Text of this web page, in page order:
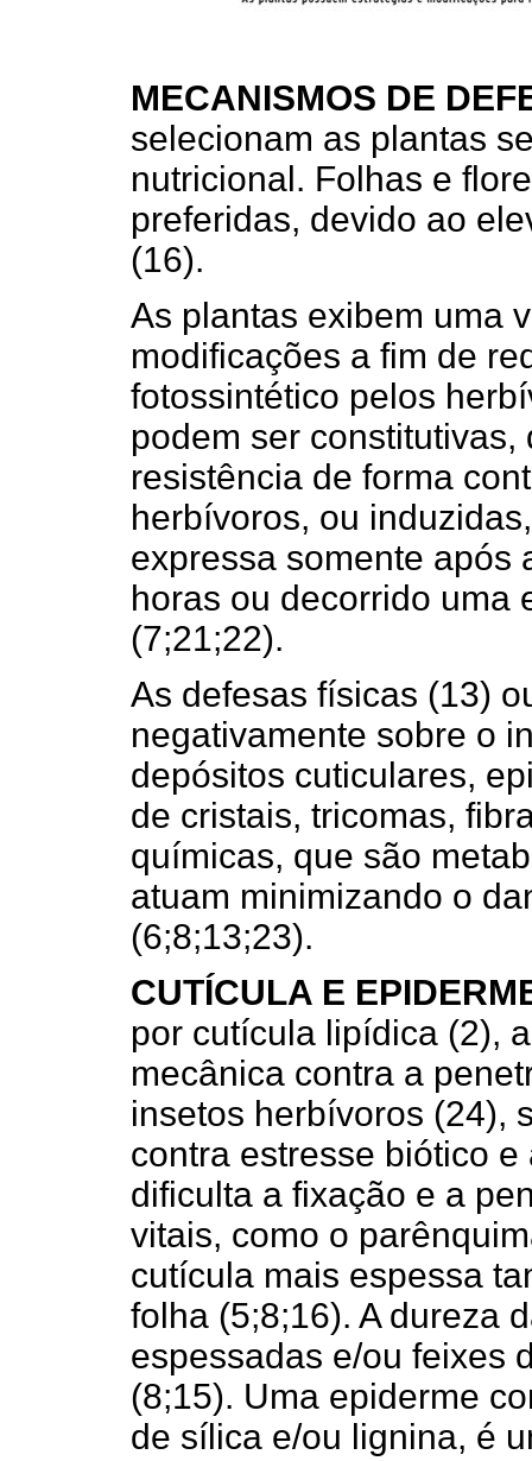
MECANISMOS DE
selecionam as plantas
nutricional. Folhas e
preferidas, devido ao
(16).
As plantas exibem uma
modificações a fim de
fotossintético pelos
podem ser
resistência de forma
herbívoros, ou
expressa somente após
horas ou decorrido uma
(7;21;22).
As defesas físicas (13)
negativamente sobre o
depósitos cuticulares,
de cristais, tricomas,
químicas, que são
atuam minimizando o
(6;8;13;23).
CUTÍCULA E
por cutícula lipídica (2),
mecânica contra a
insetos herbívoros (24),
contra estresse biótico
dificulta a fixação e a
vitais, como o
cutícula mais espessa
folha (5;8;16). A dureza
espessadas e/ou feixes
(8;15). Uma epiderme
de sílica e/ou lignina, é